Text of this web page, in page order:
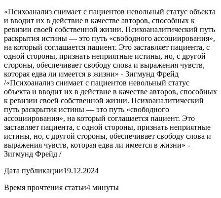
«Психоанализ снимает с пациентов невольный статус объекта
и вводит их в действие в качестве авторов, способных к
ревизии своей собственной жизни. Психоаналитический путь
раскрытия истины — это путь «свободного ассоциирования»,
на который соглашается пациент. Это заставляет пациента, с
одной стороны, признать неприятные истины, но, с другой
стороны, обеспечивает свободу слова и выражения чувств,
которая едва ли имеется в жизни» - Зигмунд Фрейд
/«Психоанализ снимает с пациентов невольный статус
объекта и вводит их в действие в качестве авторов, способных
к ревизии своей собственной жизни. Психоаналитический
путь раскрытия истины — это путь «свободного
ассоциирования», на который соглашается пациент. Это
заставляет пациента, с одной стороны, признать неприятные
истины, но, с другой стороны, обеспечивает свободу слова и
выражения чувств, которая едва ли имеется в жизни» -
Зигмунд Фрейд /
Дата публикации19.12.2024
Время прочтения статьи4 минуты